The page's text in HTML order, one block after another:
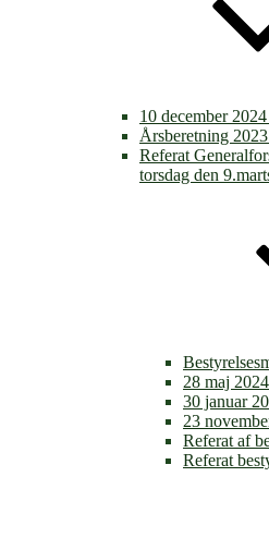
10 december
Årsberetning
Referat
torsdag den
28 maj
30 januar
23
Referat af
Referat